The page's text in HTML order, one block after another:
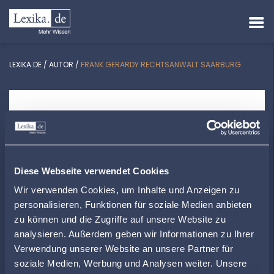
Diese Webseite verwendet Cookies
Wir verwenden Cookies, um Inhalte und Anzeigen zu
personalisieren, Funktionen für soziale Medien anbieten
zu können und die Zugriffe auf unsere Website zu
analysieren. Außerdem geben wir Informationen zu Ihrer
Verwendung unserer Website an unsere Partner für
soziale Medien, Werbung und Analysen weiter. Unsere
LEXIKA.DE / AUTOR / FRANK GERARDY RECHTSANWALT SAARBURG
FRANK GERARDY RECHTSANWALT
SAARBURG
Baurecht | Verkehrsrecht
Graf-Siegfried-Straße 14 | 54439 Saarburg
kanzlei@rechtsanwalt-gerardy.de
+496581998620